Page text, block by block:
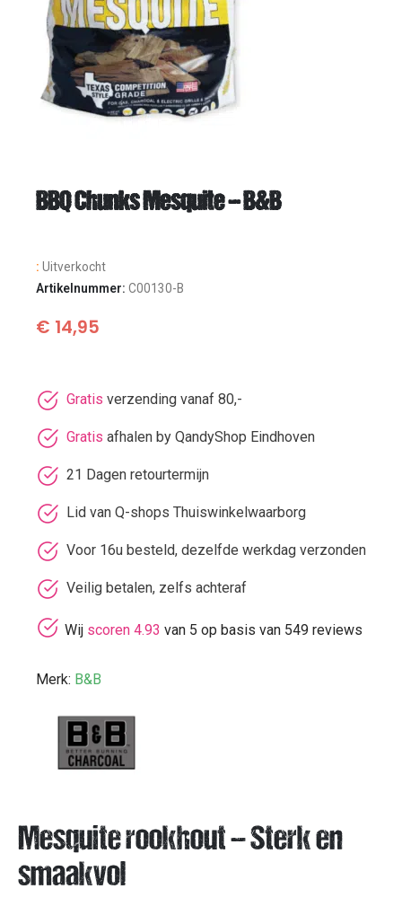
BBQ Chunks Mesquite – B&B
: Uitverkocht
Artikelnummer: C00130-B
€ 14,95
Gratis verzending vanaf 80,-
Gratis afhalen by QandyShop Eindhoven
21 Dagen retourtermijn
Lid van Q-shops Thuiswinkelwaarborg
Voor 16u besteld, dezelfde werkdag verzonden
Veilig betalen, zelfs achteraf
Wijscoren 4.93 van 5 op basis van 549 reviews
Merk: B&B
Mesquite rookhout – Sterk en
smaakvol